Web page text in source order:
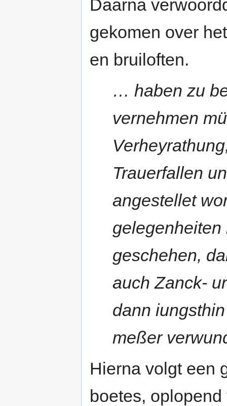
Daarna
gekomen over
en bruiloften.
… haben zu
vernehmen
Trauerfallen
angestellet
gelegenheiten
geschehen,
auch Zanck-
dann
meßer
Hierna volgt een
boetes,